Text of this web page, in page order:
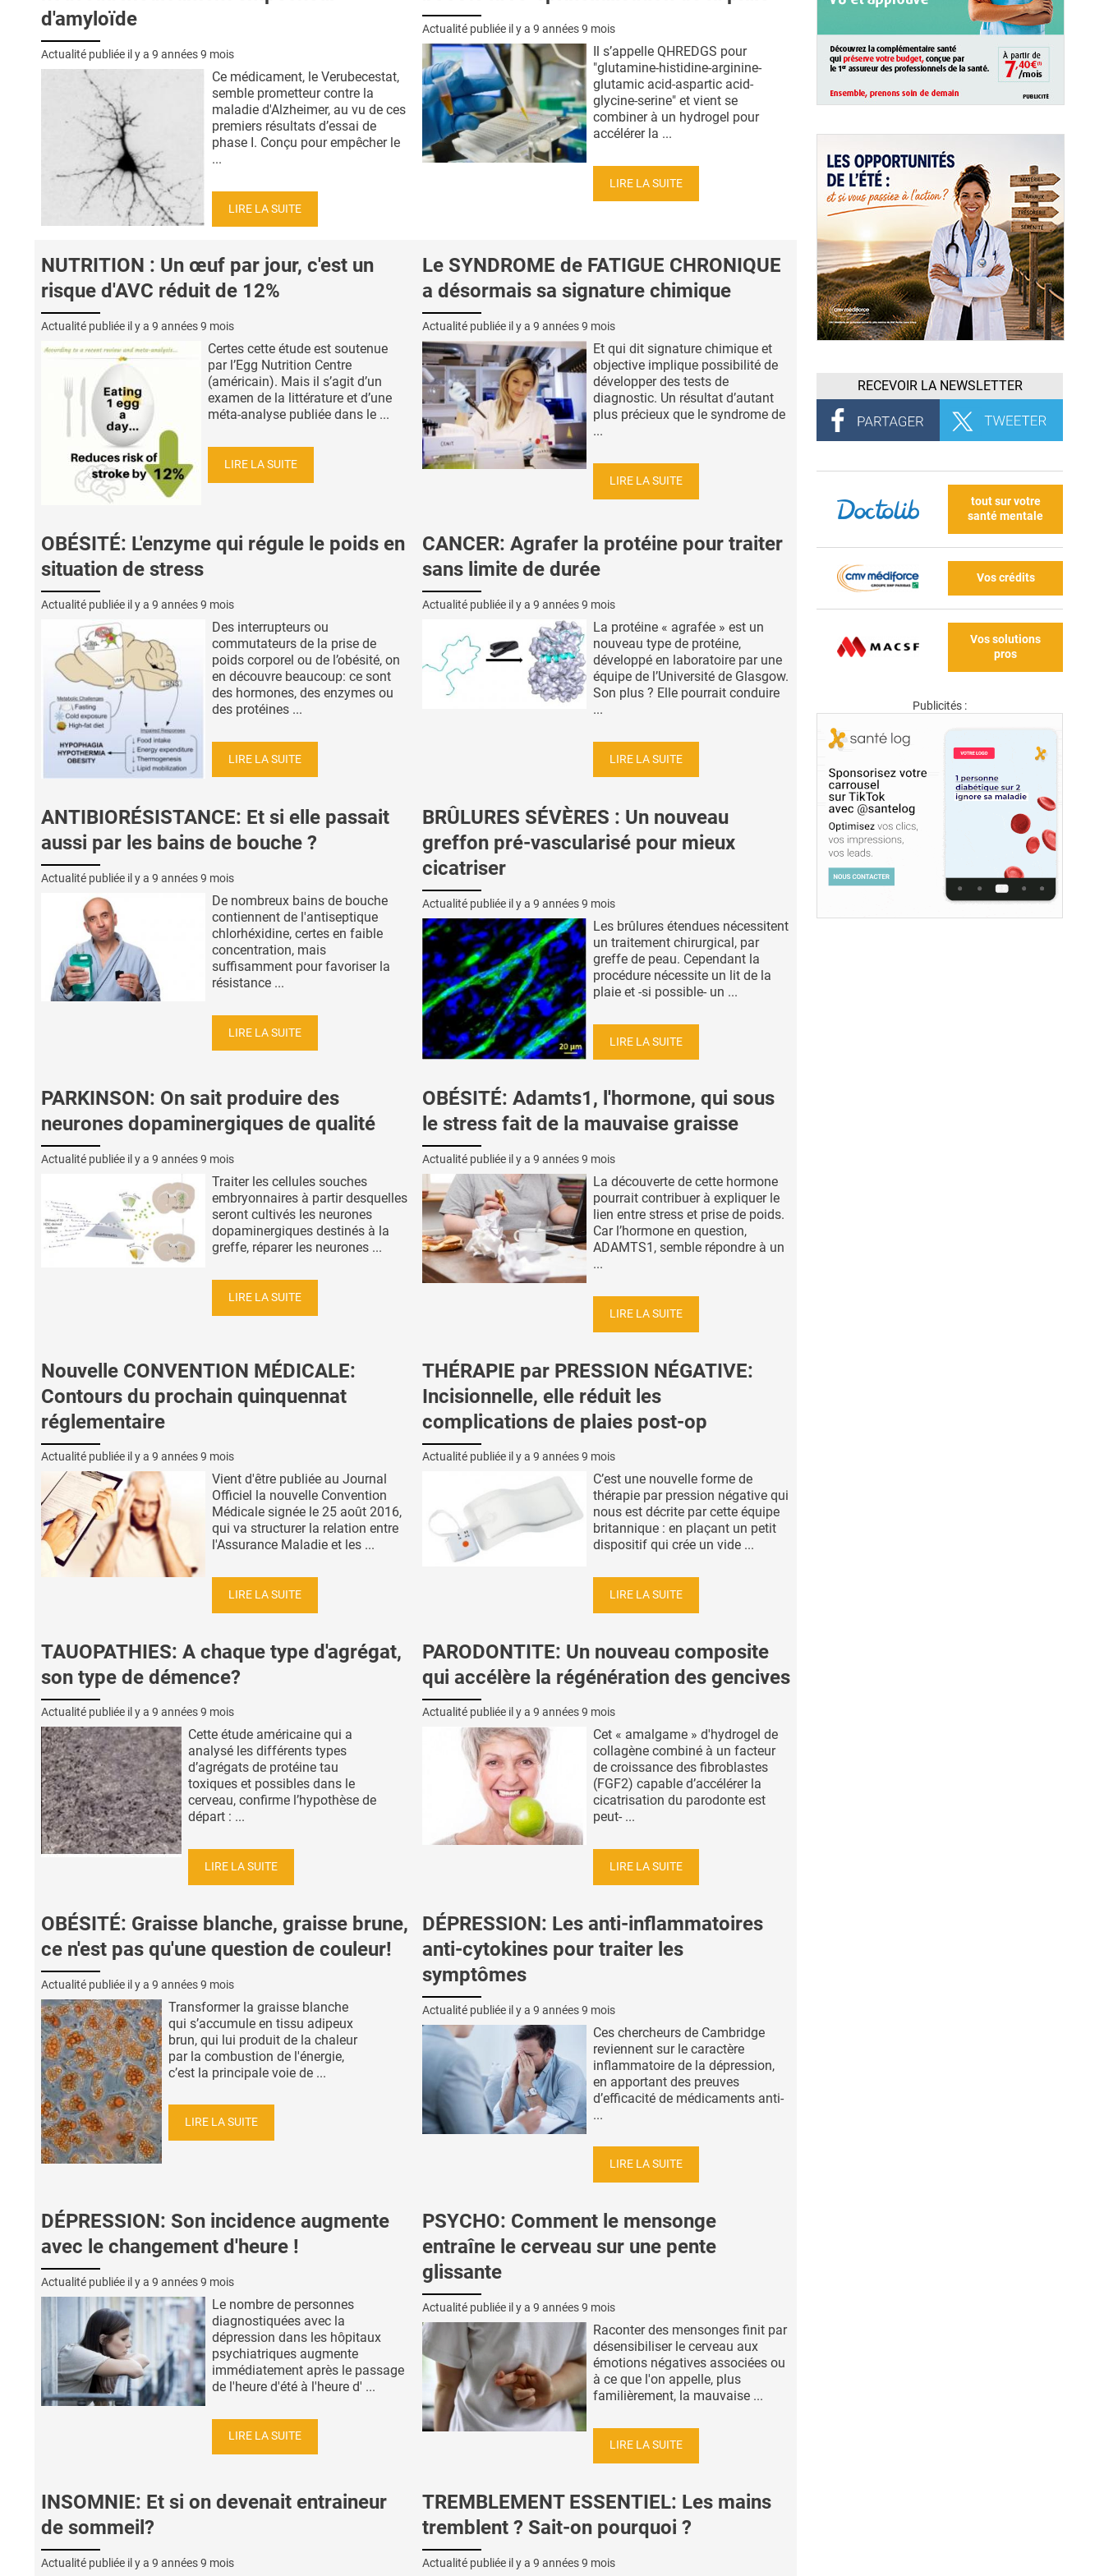
d'amyloïde
Actualité publiée il y a 9 années 9 mois
Ce médicament, le Verubecestat,
semble prometteur contre la
maladie d'Alzheimer, au vu de ces
premiers résultats d’essai de
phase I. Conçu pour empêcher le
...
LIRE LA SUITE
Actualité publiée il y a 9 années 9 mois
Il s’appelle QHREDGS pour
"glutamine-histidine-arginine-
glutamic acid-aspartic acid-
glycine-serine" et vient se
combiner à un hydrogel pour
accélérer la ...
LIRE LA SUITE
NUTRITION : Un œuf par jour, c'est un
risque d'AVC réduit de 12%
Actualité publiée il y a 9 années 9 mois
Certes cette étude est soutenue
par l’Egg Nutrition Centre
(américain). Mais il s’agit d’un
examen de la littérature et d’une
méta-analyse publiée dans le ...
LIRE LA SUITE
Le SYNDROME de FATIGUE CHRONIQUE
a désormais sa signature chimique
Actualité publiée il y a 9 années 9 mois
Et qui dit signature chimique et
objective implique possibilité de
développer des tests de
diagnostic. Un résultat d’autant
plus précieux que le syndrome de
...
LIRE LA SUITE
OBÉSITÉ: L'enzyme qui régule le poids en
situation de stress
Actualité publiée il y a 9 années 9 mois
Des interrupteurs ou
commutateurs de la prise de
poids corporel ou de l’obésité, on
en découvre beaucoup: ce sont
des hormones, des enzymes ou
des protéines ...
LIRE LA SUITE
CANCER: Agrafer la protéine pour traiter
sans limite de durée
Actualité publiée il y a 9 années 9 mois
La protéine « agrafée » est un
nouveau type de protéine,
développé en laboratoire par une
équipe de l’Université de Glasgow.
Son plus ? Elle pourrait conduire
...
LIRE LA SUITE
ANTIBIORÉSISTANCE: Et si elle passait
aussi par les bains de bouche ?
Actualité publiée il y a 9 années 9 mois
De nombreux bains de bouche
contiennent de l'antiseptique
chlorhéxidine, certes en faible
concentration, mais
suffisamment pour favoriser la
résistance ...
LIRE LA SUITE
BRÛLURES SÉVÈRES : Un nouveau
greffon pré-vascularisé pour mieux
cicatriser
Actualité publiée il y a 9 années 9 mois
Les brûlures étendues nécessitent
un traitement chirurgical, par
greffe de peau. Cependant la
procédure nécessite un lit de la
plaie et -si possible- un ...
LIRE LA SUITE
PARKINSON: On sait produire des
neurones dopaminergiques de qualité
Actualité publiée il y a 9 années 9 mois
Traiter les cellules souches
embryonnaires à partir desquelles
seront cultivés les neurones
dopaminergiques destinés à la
greffe, réparer les neurones ...
LIRE LA SUITE
OBÉSITÉ: Adamts1, l'hormone, qui sous
le stress fait de la mauvaise graisse
Actualité publiée il y a 9 années 9 mois
La découverte de cette hormone
pourrait contribuer à expliquer le
lien entre stress et prise de poids.
Car l’hormone en question,
ADAMTS1, semble répondre à un
...
LIRE LA SUITE
Nouvelle CONVENTION MÉDICALE:
Contours du prochain quinquennat
réglementaire
Actualité publiée il y a 9 années 9 mois
Vient d'être publiée au Journal
Officiel la nouvelle Convention
Médicale signée le 25 août 2016,
qui va structurer la relation entre
l'Assurance Maladie et les ...
LIRE LA SUITE
THÉRAPIE par PRESSION NÉGATIVE:
Incisionnelle, elle réduit les
complications de plaies post-op
Actualité publiée il y a 9 années 9 mois
C’est une nouvelle forme de
thérapie par pression négative qui
nous est décrite par cette équipe
britannique : en plaçant un petit
dispositif qui crée un vide ...
LIRE LA SUITE
TAUOPATHIES: A chaque type d'agrégat,
son type de démence?
Actualité publiée il y a 9 années 9 mois
Cette étude américaine qui a
analysé les différents types
d’agrégats de protéine tau
toxiques et possibles dans le
cerveau, confirme l’hypothèse de
départ : ...
LIRE LA SUITE
PARODONTITE: Un nouveau composite
qui accélère la régénération des gencives
Actualité publiée il y a 9 années 9 mois
Cet « amalgame » d'hydrogel de
collagène combiné à un facteur
de croissance des fibroblastes
(FGF2) capable d’accélérer la
cicatrisation du parodonte est
peut- ...
LIRE LA SUITE
OBÉSITÉ: Graisse blanche, graisse brune,
ce n'est pas qu'une question de couleur!
Actualité publiée il y a 9 années 9 mois
Transformer la graisse blanche
qui s’accumule en tissu adipeux
brun, qui lui produit de la chaleur
par la combustion de l'énergie,
c’est la principale voie de ...
LIRE LA SUITE
DÉPRESSION: Les anti-inflammatoires
anti-cytokines pour traiter les
symptômes
Actualité publiée il y a 9 années 9 mois
Ces chercheurs de Cambridge
reviennent sur le caractère
inflammatoire de la dépression,
en apportant des preuves
d’efficacité de médicaments anti-
...
LIRE LA SUITE
DÉPRESSION: Son incidence augmente
avec le changement d'heure !
Actualité publiée il y a 9 années 9 mois
Le nombre de personnes
diagnostiquées avec la
dépression dans les hôpitaux
psychiatriques augmente
immédiatement après le passage
de l'heure d'été à l'heure d' ...
LIRE LA SUITE
PSYCHO: Comment le mensonge
entraîne le cerveau sur une pente
glissante
Actualité publiée il y a 9 années 9 mois
Raconter des mensonges finit par
désensibiliser le cerveau aux
émotions négatives associées ou
à ce que l'on appelle, plus
familièrement, la mauvaise ...
LIRE LA SUITE
INSOMNIE: Et si on devenait entraineur
de sommeil?
Actualité publiée il y a 9 années 9 mois
TREMBLEMENT ESSENTIEL: Les mains
tremblent ? Sait-on pourquoi ?
Actualité publiée il y a 9 années 9 mois
RECEVOIR LA NEWSLETTER
tout sur votre
santé mentale
Vos crédits
Vos solutions
pros
Publicités :